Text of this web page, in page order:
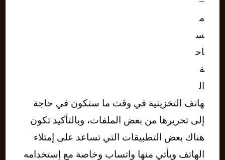
م
س
اح
ة
ال
هاتف التخزينية في وقت ما ستكون في حاجة
إلى تحريرها من بعض الملفات، وبالتأكيد تكون
هناك بعض التطبيقات التي تساعد على إمتلاء
الهاتف ويأتي منها واتساب وخاصة مع إستخدامه